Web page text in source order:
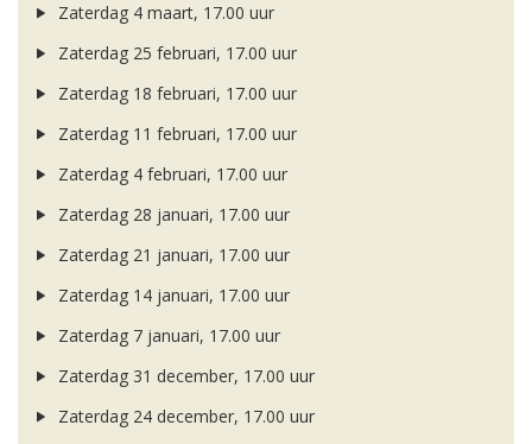
Zaterdag 4 maart, 17.00 uur
Zaterdag 25 februari, 17.00 uur
Zaterdag 18 februari, 17.00 uur
Zaterdag 11 februari, 17.00 uur
Zaterdag 4 februari, 17.00 uur
Zaterdag 28 januari, 17.00 uur
Zaterdag 21 januari, 17.00 uur
Zaterdag 14 januari, 17.00 uur
Zaterdag 7 januari, 17.00 uur
Zaterdag 31 december, 17.00 uur
Zaterdag 24 december, 17.00 uur